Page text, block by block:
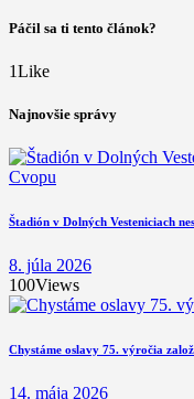
Páčil sa ti tento článok?
1Like
Najnovšie správy
Štadión v Dolných Vesteniciach
8. júla 2026
100Views
Chystáme oslavy 75. výročia
14. mája 2026